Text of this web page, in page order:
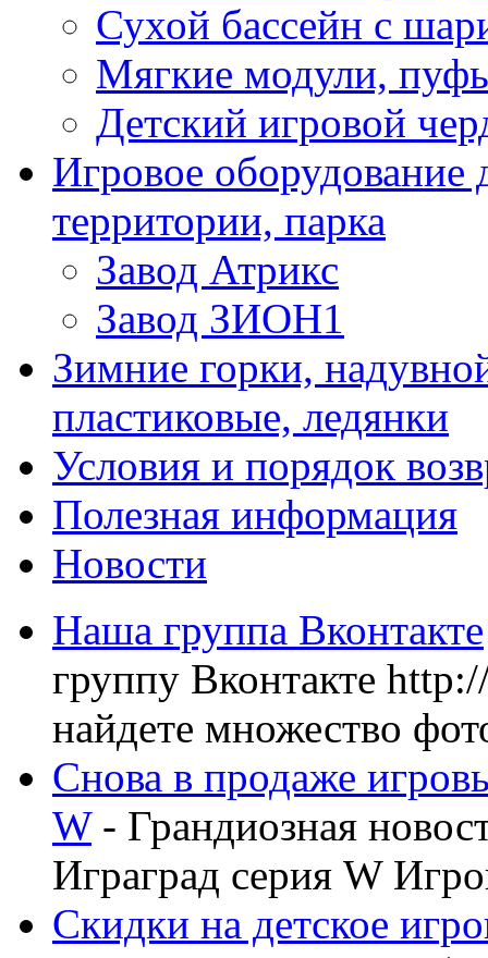
Сухой бассейн с
Мягкие модули,
Детский игровой
Игровое оборудование
территории, парка
Завод Атрикс
Завод ЗИОН1
Зимние горки,
пластиковые, ледянки
Условия и порядок
Полезная информация
Новости
Наша группа Вконтакте
группу Вконтакте
найдете множество
Снова в продаже
W- Грандиозная
Играград серия W
Скидки на детское